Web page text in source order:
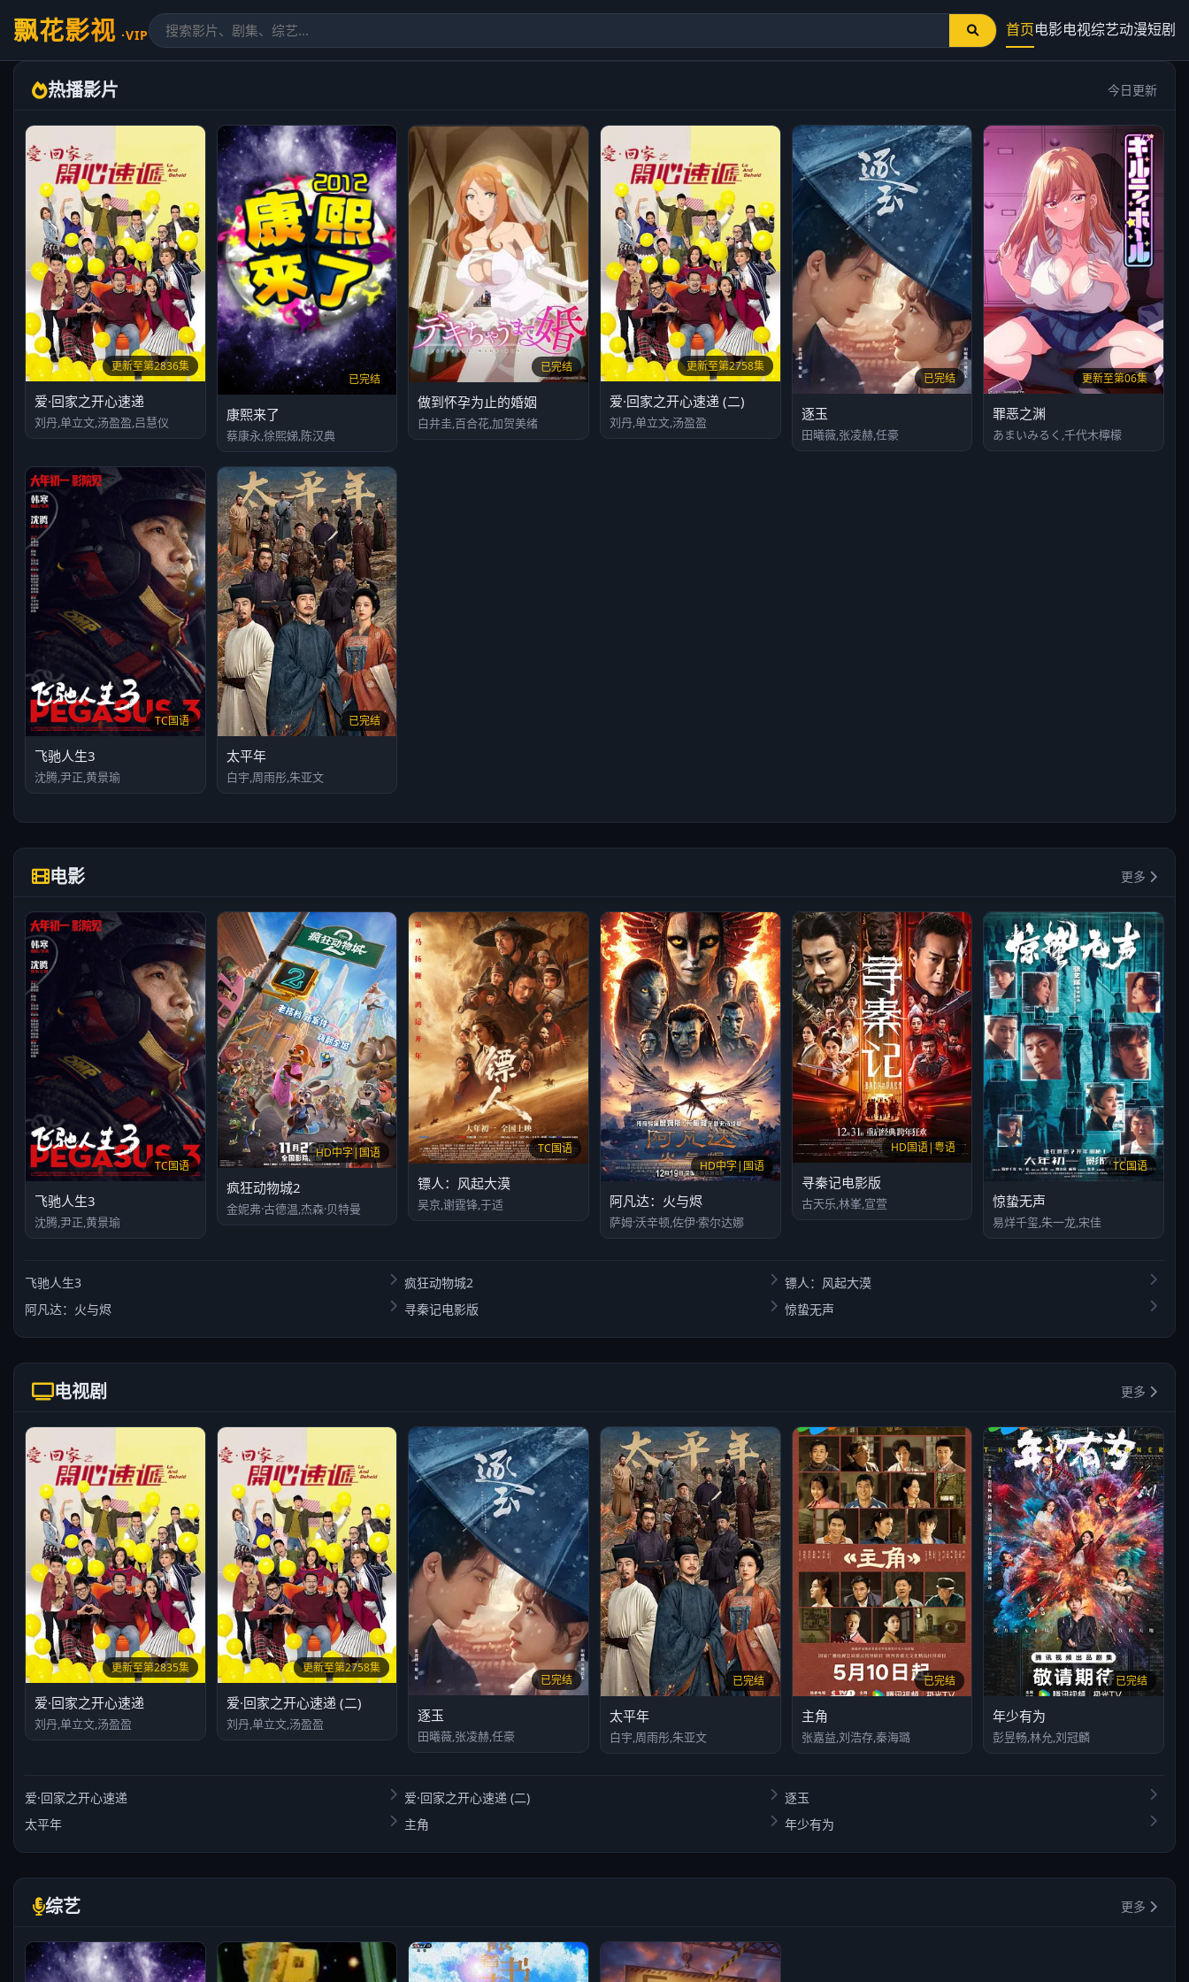
飘花影视 ·VIP 首页电影电视综艺动漫短剧
热播影片 今日更新
更新至第2836集
爱·回家之开心速递
刘丹,单立文,汤盈盈,吕慧仪
已完结
康熙来了
蔡康永,徐熙娣,陈汉典
已完结
做到怀孕为止的婚姻
白井圭,百合花,加贺美绪
更新至第2758集
爱·回家之开心速递 (二)
刘丹,单立文,汤盈盈
已完结
逐玉
田曦薇,张凌赫,任豪
更新至第06集
罪恶之渊
あまいみるく,千代木檸檬
TC国语
飞驰人生3
沈腾,尹正,黄景瑜
已完结
太平年
白宇,周雨彤,朱亚文
电影 更多
TC国语
飞驰人生3
沈腾,尹正,黄景瑜
HD中字|国语
疯狂动物城2
金妮弗·古德温,杰森·贝特曼
TC国语
镖人：风起大漠
吴京,谢霆锋,于适
HD中字|国语
阿凡达：火与烬
萨姆·沃辛顿,佐伊·索尔达娜
HD国语|粤语
寻秦记电影版
古天乐,林峯,宣萱
TC国语
惊蛰无声
易烊千玺,朱一龙,宋佳
飞驰人生3 疯狂动物城2
镖人：风起大漠
阿凡达：火与烬
寻秦记电影版 惊蛰无声
电视剧 更多
更新至第2835集
爱·回家之开心速递
刘丹,单立文,汤盈盈
更新至第2758集
爱·回家之开心速递 (二)
刘丹,单立文,汤盈盈
已完结
逐玉
田曦薇,张凌赫,任豪
已完结
太平年
白宇,周雨彤,朱亚文
已完结
主角
张嘉益,刘浩存,秦海璐
已完结
年少有为
彭昱畅,林允,刘冠麟
爱·回家之开心速递 爱·回家之开心速递 (二)
逐玉
太平年
主角 年少有为
综艺 更多